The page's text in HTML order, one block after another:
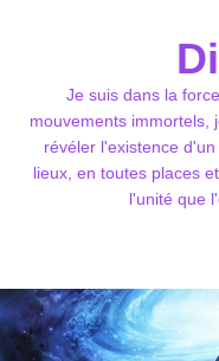
Je suis dans la
mouvements immortels,
révéler l'existence
lieux, en toutes places
l'unité que